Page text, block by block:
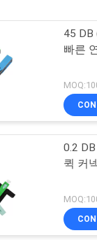
45 DB
빠른
0.2
퀵 커